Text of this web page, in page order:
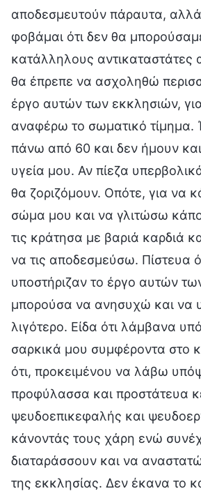
αποδεσμευτούν πάραυτα,
φοβάμαι ότι δεν θα
κατάλληλους αντικαταστάτες
θα έπρεπε να ασχοληθώ
έργο αυτών των εκκλησιών,
αναφέρω το σωματικό τίμημα.
πάνω από 60 και δεν ήμουν
υγεία μου. Αν πίεζα
θα ζοριζόμουν. Οπότε, για να
σώμα μου και να γλιτώσω
τις κράτησα με βαριά καρδιά
να τις αποδεσμεύσω. Πίστευα
υποστήριζαν το έργο αυτών
μπορούσα να ανησυχώ και να
λιγότερο. Είδα ότι λάμβανα
σαρκικά μου συμφέροντα στο
ότι, προκειμένου να λάβω
προφύλασσα και προστάτευα
ψευδοεπικεφαλής και
κάνοντάς τους χάρη ενώ
διαταράσσουν και να
της εκκλησίας. Δεν έκανα το